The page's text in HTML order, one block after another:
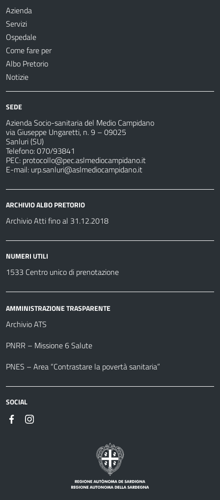
Azienda
Servizi
Ospedale
Come fare per
Albo Pretorio
Notizie
SEDE
Azienda Socio-sanitaria del Medio Campidano
via Giuseppe Ungaretti, n. 9 – 09025
Sanluri (SU)
Telefono: 070/93841
PEC: protocollo@pec.aslmediocampidano.it
E-mail: urp.sanluri@aslmediocampidano.it
ARCHIVIO ALBO PRETORIO
Archivio Atti fino al 31.12.2018
NUMERI UTILI
1533 Centro unico di prenotazione
AMMINISTRAZIONE TRASPARENTE
Archivio ATS
PNRR – Missione 6 Salute
PNES – Area “Contrastare la povertà sanitaria”
SOCIAL